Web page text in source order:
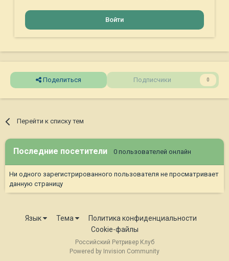
Войти
Поделиться Подписчики 0
Перейти к списку тем
Последние посетители 0 пользователей онлайн
Ни одного зарегистрированного пользователя не просматривает
данную страницу
Язык Тема
Политика конфиденциальности
Cookie-файлы
Российский Ретривер Клуб
Powered by Invision Community